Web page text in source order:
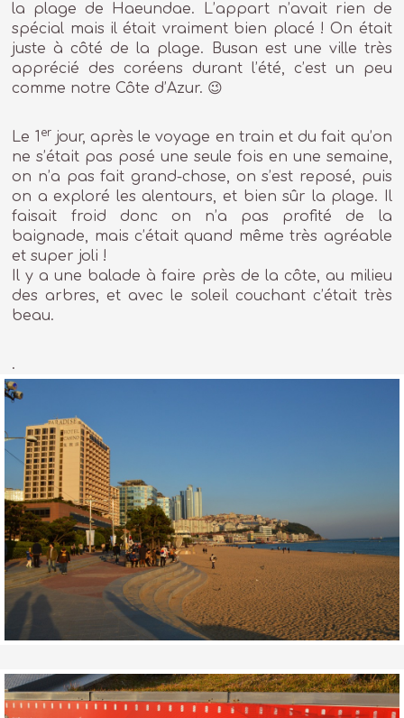
la plage de Haeundae. L’appart n’avait rien de
spécial mais il était vraiment bien placé ! On était
juste à côté de la plage. Busan est une ville très
apprécié des coréens durant l’été, c’est un peu
comme notre Côte d’Azur. 😉
Le 1 er jour, après le voyage en train et du fait qu’on
ne s’était pas posé une seule fois en une semaine,
on n’a pas fait grand-chose, on s’est reposé, puis
on a exploré les alentours, et bien sûr la plage. Il
faisait froid donc on n’a pas profité de la
baignade, mais c’était quand même très agréable
et super joli !
Il y a une balade à faire près de la côte, au milieu
des arbres, et avec le soleil couchant c’était très
beau.
.